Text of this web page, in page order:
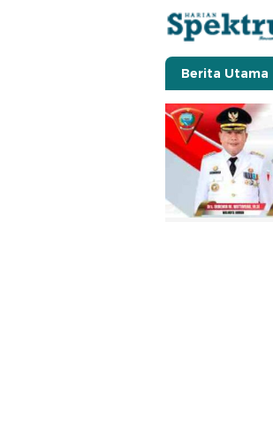
Berita Utama